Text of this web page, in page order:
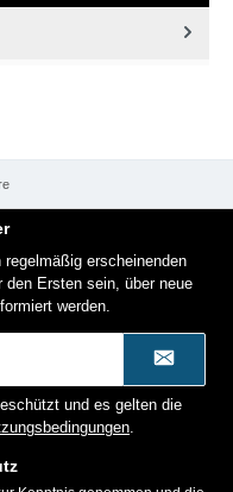
erscheinenden
den Ersten sein, über neue
werden.
und es gelten die